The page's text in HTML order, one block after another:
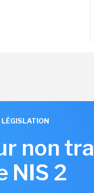
LÉGISLATION
non
NIS 2